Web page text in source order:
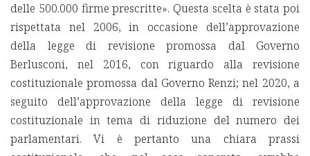
delle 500.000 firme prescritte». Questa scelta è stata poi
rispettata nel 2006, in occasione dell’approvazione
della legge di revisione promossa dal Governo
Berlusconi, nel 2016, con riguardo alla revisione
costituzionale promossa dal Governo Renzi; nel 2020, a
seguito dell’approvazione della legge di revisione
costituzionale in tema di riduzione del numero dei
parlamentari. Vi è pertanto una chiara prassi